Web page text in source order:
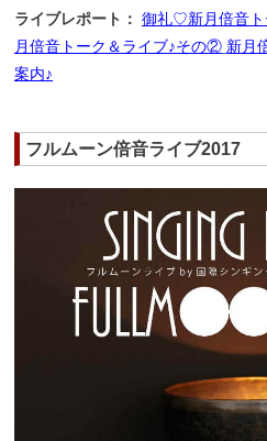
ライブレポート： 御礼♡新月倍音
月倍音トーク＆ライブ♪その② 新月
案内♪
フルムーン倍音ライブ2017